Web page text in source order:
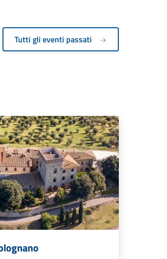
Tutti gli eventi passati